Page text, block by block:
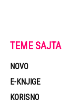
TEME SAJTA
NOVO
E-KNJIGE
KORISNO